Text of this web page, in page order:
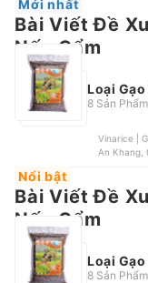
Mới nhất
Bài Viết Đề
Nếp Cẩm
Loại Gạo
8 Sản Phẩm
Vinarice | Gạo Nếp Cẩm Vinarice , An Khang Food | Gạo Nếp Cẩm
An Khang, Gạo Ông Thọ |
Nổi bật
Bài Viết Đề
Nếp Cẩm
Loại Gạo
8 Sản Phẩm